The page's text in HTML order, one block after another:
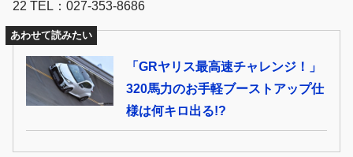
22 TEL：027-353-8686
あわせて読みたい
「GRヤリス最高速チャレンジ！」
320馬力のお手軽ブーストアップ仕
様は何キロ出る!?